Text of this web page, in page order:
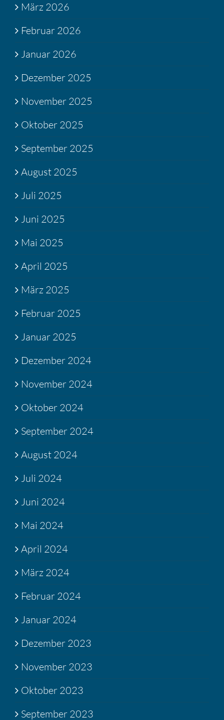
März 2026
Februar 2026
Januar 2026
Dezember 2025
November 2025
Oktober 2025
September 2025
August 2025
Juli 2025
Juni 2025
Mai 2025
April 2025
März 2025
Februar 2025
Januar 2025
Dezember 2024
November 2024
Oktober 2024
September 2024
August 2024
Juli 2024
Juni 2024
Mai 2024
April 2024
März 2024
Februar 2024
Januar 2024
Dezember 2023
November 2023
Oktober 2023
September 2023